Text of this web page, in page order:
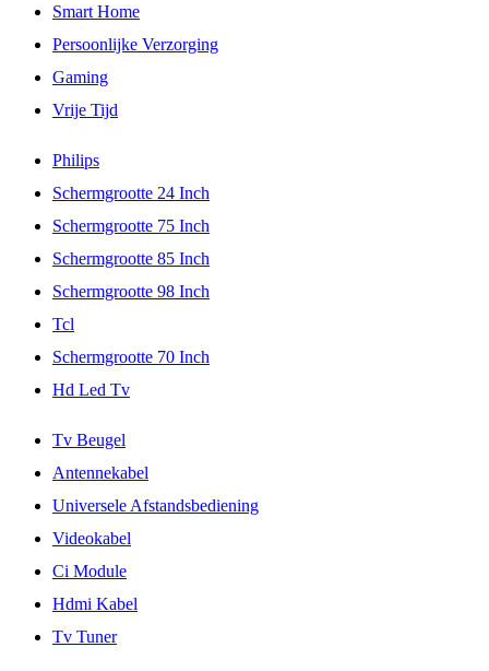
Smart Home
Persoonlijke Verzorging
Gaming
Vrije Tijd
Philips
Schermgrootte 24 Inch
Schermgrootte 75 Inch
Schermgrootte 85 Inch
Schermgrootte 98 Inch
Tcl
Schermgrootte 70 Inch
Hd Led Tv
Tv Beugel
Antennekabel
Universele Afstandsbediening
Videokabel
Ci Module
Hdmi Kabel
Tv Tuner